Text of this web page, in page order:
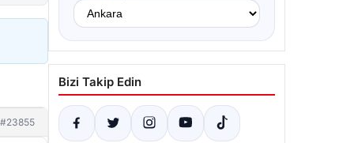
#23855
Bizi Takip Edin